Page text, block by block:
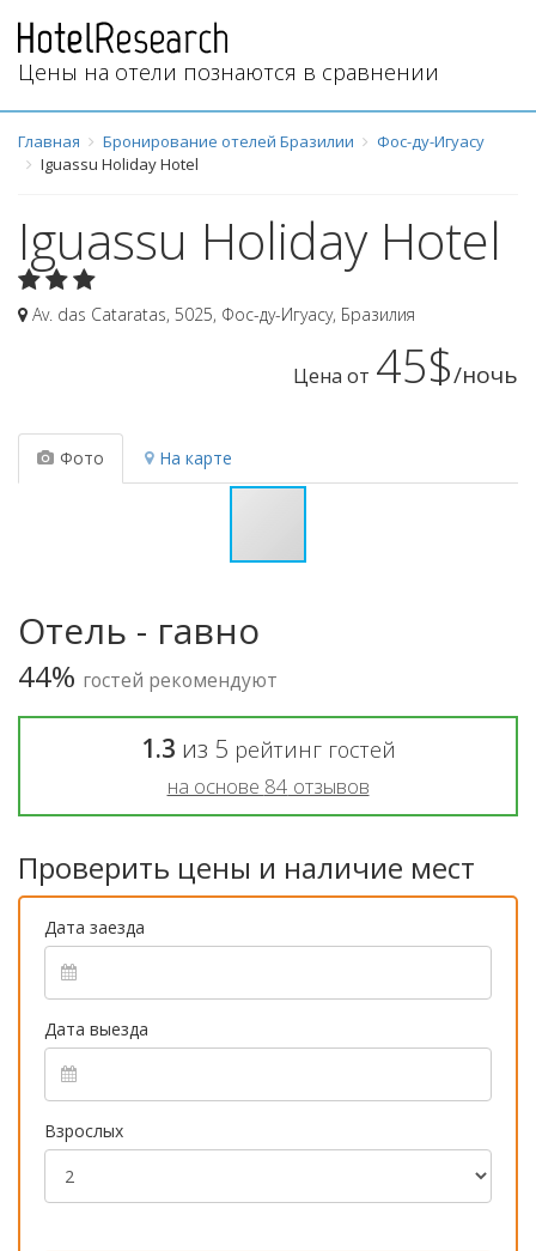
Цены на отели познаются в сравнении
Главная Бронирование отелей Бразилии
Фос-ду-Игуасу
Iguassu Holiday Hotel
Iguassu Holiday Hotel
Av. das Cataratas, 5025, Фос-ду-Игуасу, Бразилия
Цена от 45$/ночь
Фото На карте
Отель - гавно
44% гостей рекомендуют
1.3 из 5 рейтинг гостей
на основе 84 отзывов
Проверить цены и наличие мест
Дата заезда
Дата выезда
Взрослых